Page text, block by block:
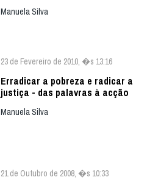
Manuela Silva
23 de Fevereiro de 2010, �s 13:16
Erradicar a pobreza e radicar a
justiça - das palavras à acção
Manuela Silva
21 de Outubro de 2008, �s 10:33